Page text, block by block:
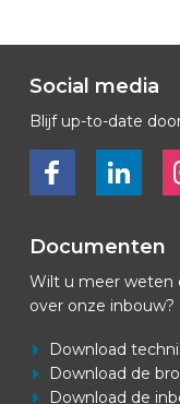
Social media
Blijf up-to-date
Bekijk ons op FacebookBekijk ons op
Documenten
Wilt u meer weten
over onze inbouw?
Download
Download de
Download de